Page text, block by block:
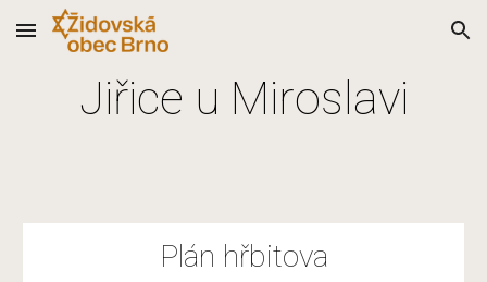
Skip to main content Skip to navigation
Jiřice u Miroslavi
Plán hřbitova